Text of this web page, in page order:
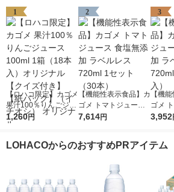
1
【ロハコ限定】カゴメ
果汁100％りんごジュ
ース100ml 1箱（18本
（イチオシ） オリジ
1,260円
2
【機能性表示食品】カ
ゴメ トマトジュース
食塩無添加 ラベルレ
7,614円
3
【機
ゴメ
食塩無
3,952
LOHACOからのおすすめPRアイテム